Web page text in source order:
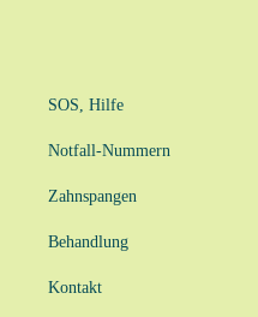
SOS, Hilfe
Notfall-Nummern
Zahnspangen
Behandlung
Kontakt